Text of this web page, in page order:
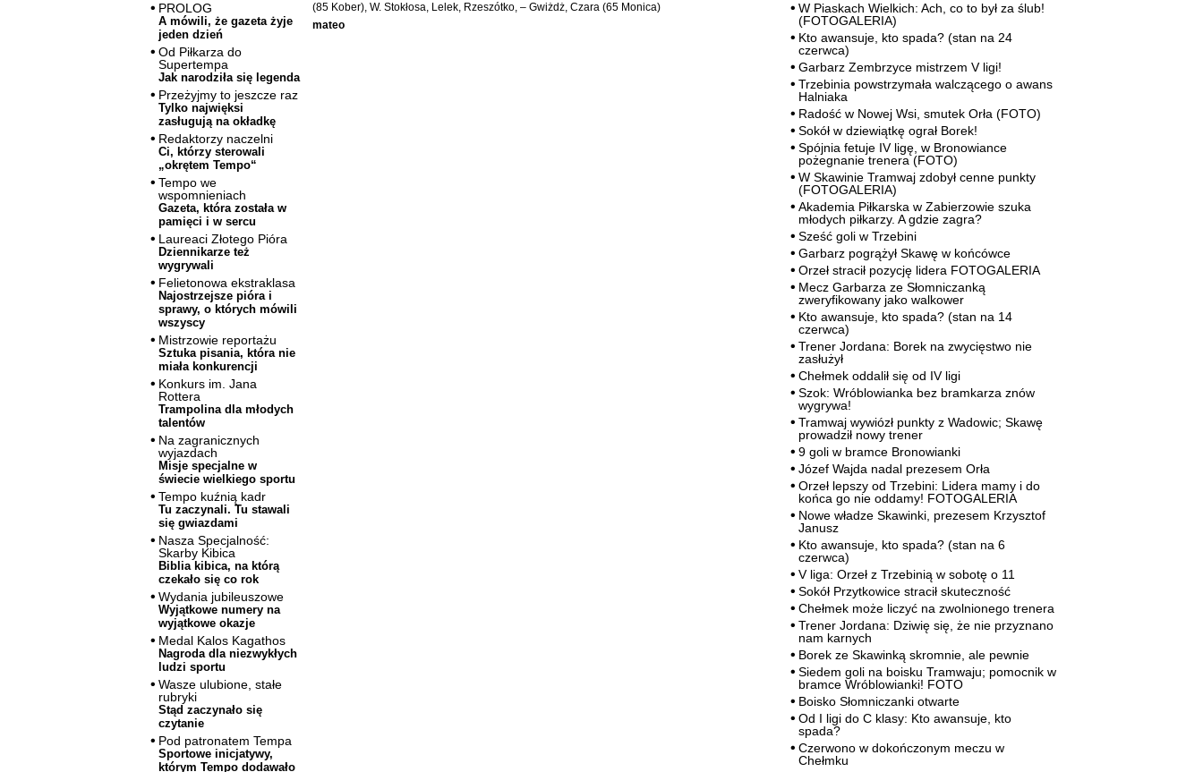
PROLOG
A mówili, że gazeta żyje
jeden dzień
Od Piłkarza do
Supertempa
Jak narodziła się legenda
Przeżyjmy to jeszcze raz
Tylko najwięksi
zasługują na okładkę
Redaktorzy naczelni
Ci, którzy sterowali
„okrętem Tempo“
Tempo we
wspomnieniach
Gazeta, która została w
pamięci i w sercu
Laureaci Złotego Pióra
Dziennikarze też
wygrywali
Felietonowa ekstraklasa
Najostrzejsze pióra i
sprawy, o których mówili
wszyscy
Mistrzowie reportażu
Sztuka pisania, która nie
miała konkurencji
Konkurs im. Jana
Rottera
Trampolina dla młodych
talentów
Na zagranicznych
wyjazdach
Misje specjalne w
świecie wielkiego sportu
Tempo kuźnią kadr
Tu zaczynali. Tu stawali
się gwiazdami
Nasza Specjalność:
Skarby Kibica
Biblia kibica, na którą
czekało się co rok
Wydania jubileuszowe
Wyjątkowe numery na
wyjątkowe okazje
Medal Kalos Kagathos
Nagroda dla niezwykłych
ludzi sportu
Wasze ulubione, stałe
rubryki
Stąd zaczynało się
czytanie
Pod patronatem Tempa
Sportowe inicjatywy,
którym Tempo dodawało
(85 Kober), W. Stokłosa, Lelek, Rzeszótko, – Gwiżdż, Czara (65 Monica)
mateo
W Piaskach Wielkich: Ach, co to był za ślub!
(FOTOGALERIA)
Kto awansuje, kto spada? (stan na 24
czerwca)
Garbarz Zembrzyce mistrzem V ligi!
Trzebinia powstrzymała walczącego o awans
Halniaka
Radość w Nowej Wsi, smutek Orła (FOTO)
Sokół w dziewiątkę ograł Borek!
Spójnia fetuje IV ligę, w Bronowiance
pożegnanie trenera (FOTO)
W Skawinie Tramwaj zdobył cenne punkty
(FOTOGALERIA)
Akademia Piłkarska w Zabierzowie szuka
młodych piłkarzy. A gdzie zagra?
Sześć goli w Trzebini
Garbarz pogrążył Skawę w końcówce
Orzeł stracił pozycję lidera FOTOGALERIA
Mecz Garbarza ze Słomniczanką
zweryfikowany jako walkower
Kto awansuje, kto spada? (stan na 14
czerwca)
Trener Jordana: Borek na zwycięstwo nie
zasłużył
Chełmek oddalił się od IV ligi
Szok: Wróblowianka bez bramkarza znów
wygrywa!
Tramwaj wywiózł punkty z Wadowic; Skawę
prowadził nowy trener
9 goli w bramce Bronowianki
Józef Wajda nadal prezesem Orła
Orzeł lepszy od Trzebini: Lidera mamy i do
końca go nie oddamy! FOTOGALERIA
Nowe władze Skawinki, prezesem Krzysztof
Janusz
Kto awansuje, kto spada? (stan na 6
czerwca)
V liga: Orzeł z Trzebinią w sobotę o 11
Sokół Przytkowice stracił skuteczność
Chełmek może liczyć na zwolnionego trenera
Trener Jordana: Dziwię się, że nie przyznano
nam karnych
Borek ze Skawinką skromnie, ale pewnie
Siedem goli na boisku Tramwaju; pomocnik w
bramce Wróblowianki! FOTO
Boisko Słomniczanki otwarte
Od I ligi do C klasy: Kto awansuje, kto
spada?
Czerwono w dokończonym meczu w
Chełmku